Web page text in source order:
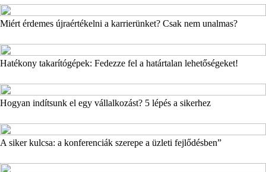
Miért érdemes újraértékelni a karrierünket? Csak nem unalmas?
Hatékony takarítógépek: Fedezze fel a határtalan lehetőségeket!
Hogyan indítsunk el egy vállalkozást? 5 lépés a sikerhez
A siker kulcsa: a konferenciák szerepe a üzleti fejlődésben”